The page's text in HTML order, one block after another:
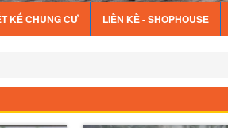
KẾ CHUNG CƯ LIỀN KỀ - SHOPHOUSE